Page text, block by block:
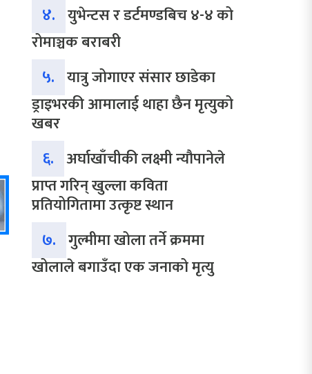
४. युभेन्टस र डर्टमण्डबिच ४-४ को
रोमाञ्चक बराबरी
५. यात्रु जोगाएर संसार छाडेका
ड्राइभरकी आमालाई थाहा छैन मृत्युको
खबर
६. अर्घाखाँचीकी लक्ष्मी न्यौपानेले
प्राप्त गरिन् खुल्ला कविता
प्रतियोगितामा उत्कृष्ट स्थान
७. गुल्मीमा खोला तर्ने क्रममा
खोलाले बगाउँदा एक जनाको मृत्यु